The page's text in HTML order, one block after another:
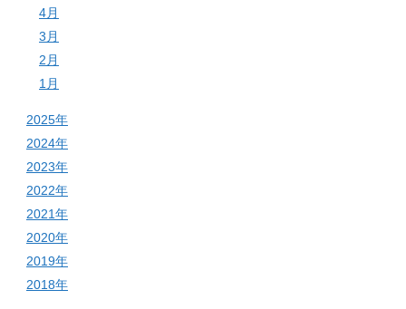
4月
3月
2月
1月
2025年
2024年
2023年
2022年
2021年
2020年
2019年
2018年